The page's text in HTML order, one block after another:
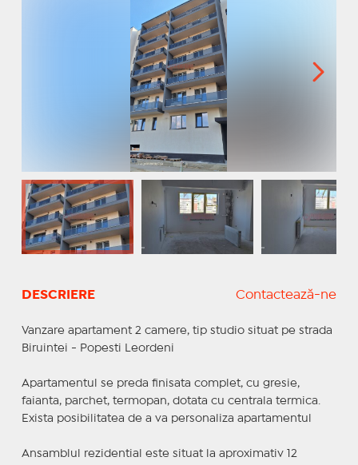
DESCRIERE Contactează-ne
Vanzare apartament 2 camere, tip studio situat pe strada
Biruintei - Popesti Leordeni
Apartamentul se preda finisata complet, cu gresie,
faianta, parchet, termopan, dotata cu centrala termica.
Exista posibilitatea de a va personaliza apartamentul
Ansamblul rezidential este situat la aproximativ 12